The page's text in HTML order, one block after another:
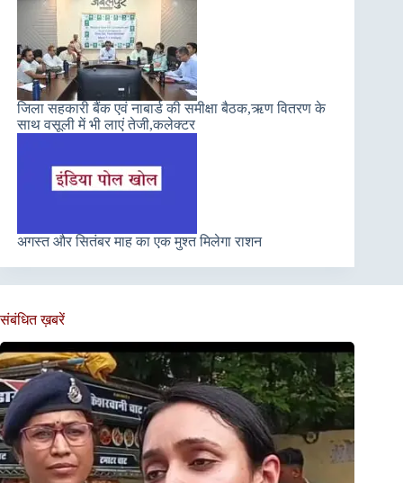
जिला सहकारी बैंक एवं नाबार्ड की समीक्षा बैठक,ऋण वितरण के
साथ वसूली में भी लाएं तेजी,कलेक्टर
अगस्त और सितंबर माह का एक मुश्त मिलेगा राशन
संबंधित ख़बरें